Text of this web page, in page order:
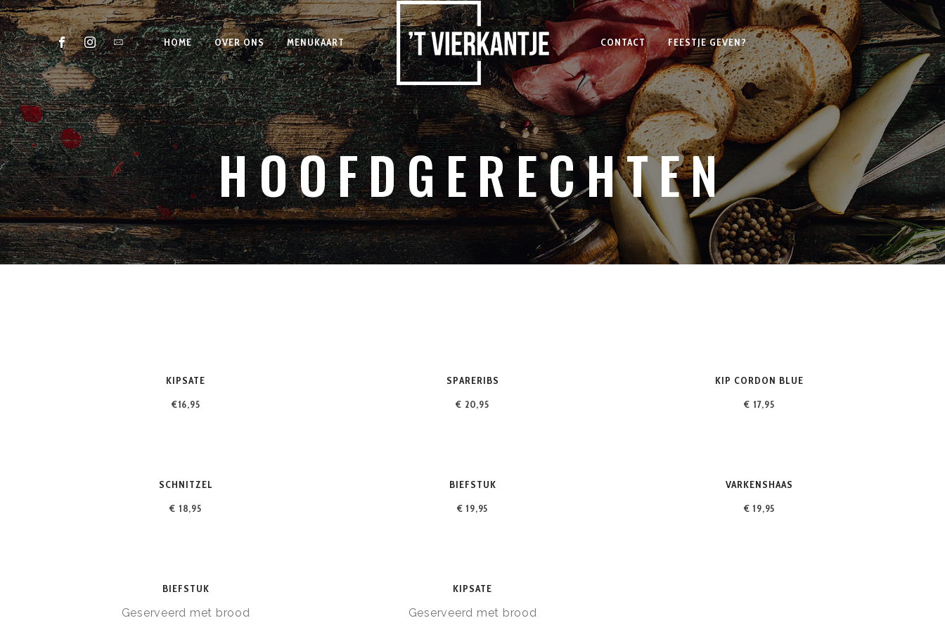
HOME OVER ONS MENUKAART CONTACT FEESTJE GEVEN?
HOOFDGERECHTEN
KIPSATE
€16,95
SPARERIBS
€ 20,95
KIP CORDON BLUE
€ 17,95
SCHNITZEL
€ 18,95
BIEFSTUK
€ 19,95
VARKENSHAAS
€ 19,95
BIEFSTUK
Geserveerd met brood
KIPSATE
Geserveerd met brood